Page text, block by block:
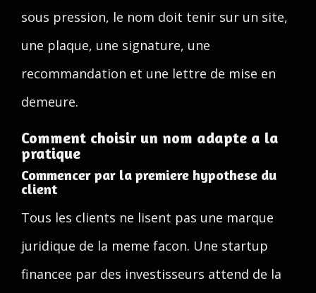
sous pression, le nom doit tenir sur un site,
une plaque, une signature, une
recommandation et une lettre de mise en
demeure.
Comment choisir un nom adapte a la
pratique
Commencer par la premiere hypothese du
client
Tous les clients ne lisent pas une marque
juridique de la meme facon. Une startup
financee par des investisseurs attend de la